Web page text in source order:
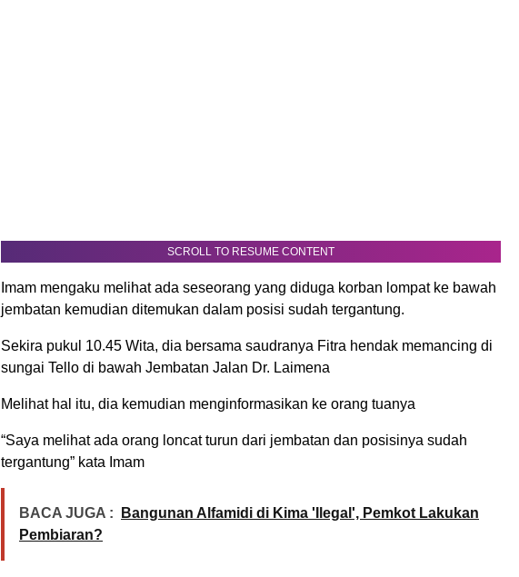
SCROLL TO RESUME CONTENT
Imam mengaku melihat ada seseorang yang diduga korban lompat ke bawah
jembatan kemudian ditemukan dalam posisi sudah tergantung.
Sekira pukul 10.45 Wita, dia bersama saudranya Fitra hendak memancing di
sungai Tello di bawah Jembatan Jalan Dr. Laimena
Melihat hal itu, dia kemudian menginformasikan ke orang tuanya
“Saya melihat ada orang loncat turun dari jembatan dan posisinya sudah
tergantung” kata Imam
BACA JUGA :
Bangunan Alfamidi di Kima 'Ilegal', Pemkot Lakukan
Pembiaran?